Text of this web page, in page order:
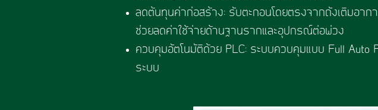
ลดต้นทุนค่าก่อสร้าง: รับตะกอนโดยตรงจากถังเติมอา
ช่วยลดค่าใช้จ่ายด้านฐานรากและอุปกรณ์ต่อพ่วง
ควบคุมอัตโนมัติด้วย PLC: ระบบควบคุมแบบ Full Auto
ระบบ